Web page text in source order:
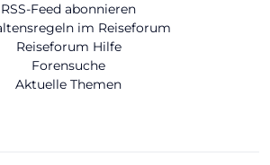
RSS-Feed abonnieren
im Reiseforum
Reiseforum Hilfe
Forensuche
Aktuelle Themen